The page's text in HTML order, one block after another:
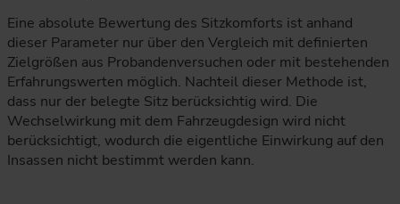
Eine absolute Bewertung des Sitzkomforts ist anhand
dieser Parameter nur über den Vergleich mit definierten
Zielgrößen aus Probandenversuchen oder mit bestehenden
Erfahrungswerten möglich. Nachteil dieser Methode ist,
dass nur der belegte Sitz berücksichtig wird. Die
Wechselwirkung mit dem Fahrzeugdesign wird nicht
berücksichtigt, wodurch die eigentliche Einwirkung auf den
Insassen nicht bestimmt werden kann.